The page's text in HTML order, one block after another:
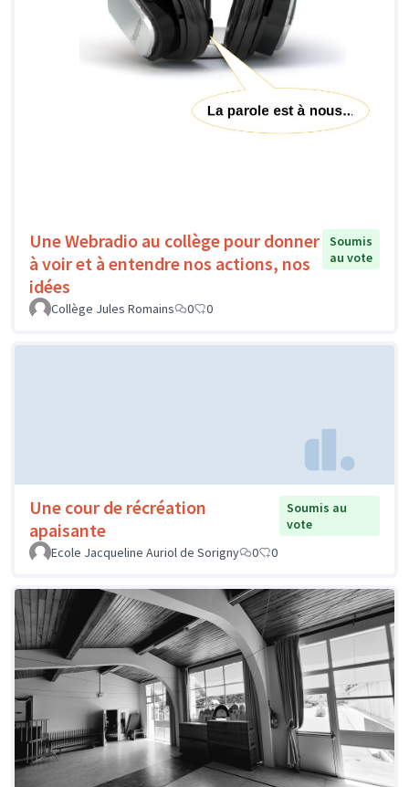
Une Webradio au collège pour donner
à voir et à entendre nos actions, nos
idées
Soumis
au vote
Collège Jules Romains 0 0
Une cour de récréation
apaisante
Soumis au
vote
Ecole Jacqueline Auriol de Sorigny
0 0